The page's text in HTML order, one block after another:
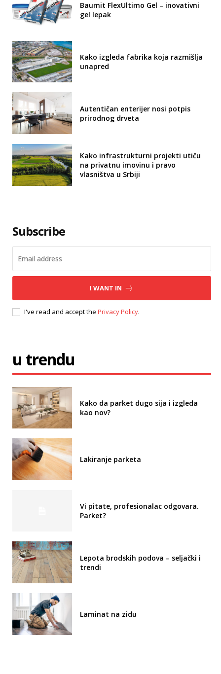
Baumit FlexUltimo Gel – inovativni
gel lepak
Kako izgleda fabrika koja razmišlja
unapred
Autentičan enterijer nosi potpis
prirodnog drveta
Kako infrastrukturni projekti utiču
na privatnu imovinu i pravo
vlasništva u Srbiji
Subscribe
I WANT IN
I've read and accept the Privacy Policy.
u trendu
Kako da parket dugo sija i izgleda
kao nov?
Lakiranje parketa
Vi pitate, profesionalac odgovara.
Parket?
Lepota brodskih podova – seljački i
trendi
Laminat na zidu